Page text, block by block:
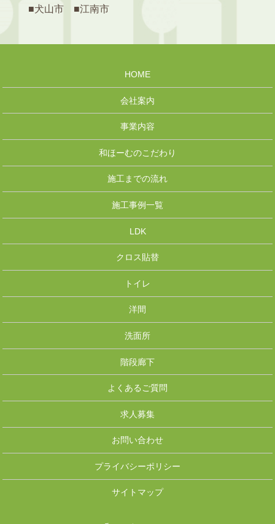
■犬山市 ■江南市
HOME
会社案内
事業内容
和ほーむのこだわり
施工までの流れ
施工事例一覧
LDK
クロス貼替
トイレ
洋間
洗面所
階段廊下
よくあるご質問
求人募集
お問い合わせ
プライバシーポリシー
サイトマップ